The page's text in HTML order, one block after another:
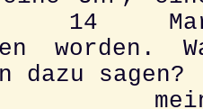
14
worden.
dazu sagen?